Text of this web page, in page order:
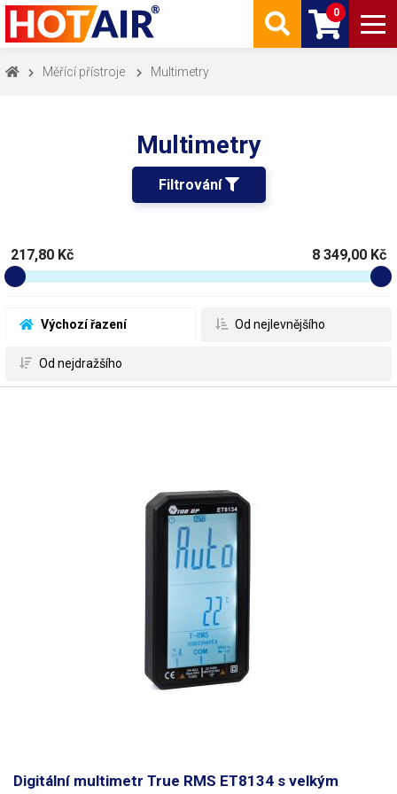
0
Měřící přístroje Multimetry
Multimetry
Filtrování
Výchozí řazení Od nejlevnějšího
Od nejdražšího
217,80 Kč 8 349,00 Kč
Digitální multimetr True RMS ET8134 s velkým